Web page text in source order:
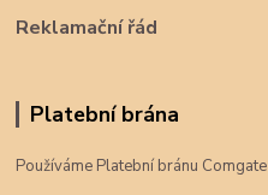
Reklamační řád
Platební brána
Používáme Platební bránu Comgate